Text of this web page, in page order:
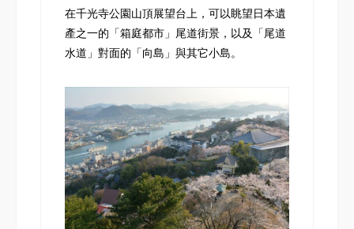
在千光寺公園山頂展望台上，可以眺望日本遺
產之一的「箱庭都市」尾道街景，以及「尾道
水道」對面的「向島」與其它小島。